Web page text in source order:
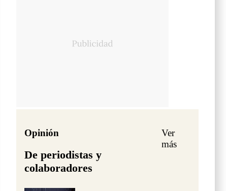
Opinión
De periodistas y
colaboradores
Ver
más